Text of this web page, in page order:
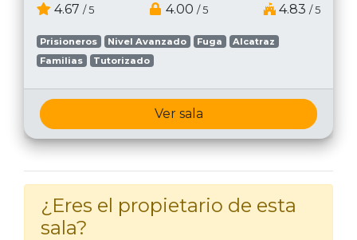
4.67 / 5 4.00 / 5 4.83 / 5
Prisioneros Nivel Avanzado Fuga
Alcatraz
Familias
Tutorizado
Ver sala
¿Eres el propietario de esta
sala?